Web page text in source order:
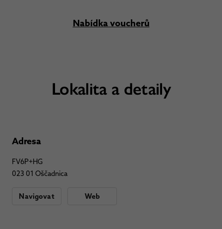
Nabídka voucherů
Lokalita a detaily
Adresa
FV6P+HG
023 01 Oščadnica
Navigovat Web